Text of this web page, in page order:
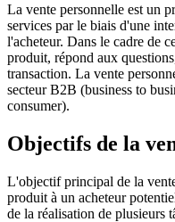
La vente personnelle est un
services par le biais d'une
l'acheteur. Dans le cadre de
produit, répond aux
transaction. La vente
secteur B2B (business to
consumer).
Objectifs de la
L'objectif principal de la
produit à un acheteur
de la réalisation de plusieurs